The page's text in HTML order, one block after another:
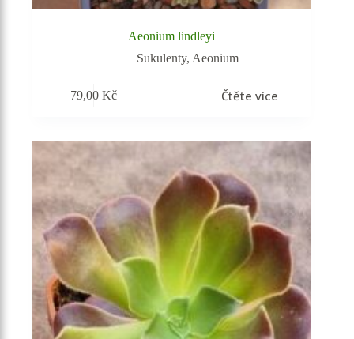
Aeonium lindleyi
Sukulenty, Aeonium
79,00Kč Čtěte více